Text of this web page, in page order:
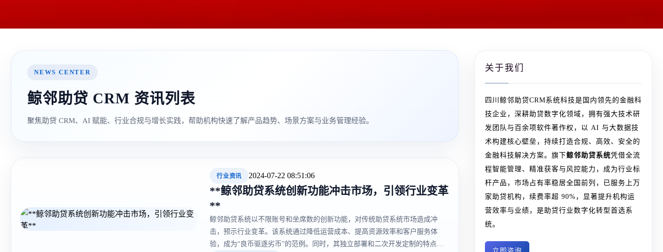
NEWS CENTER
鲸邻助贷 CRM 资讯列表
聚焦助贷 CRM、AI 赋能、行业合规与增长实践，帮助机构快速了解产品趋势、场景方案与业务管理经验。
行业资讯 2024-07-22 08:51:06
**鲸邻助贷系统创新功能冲击市场，引领行业变革
**
鲸邻助贷系统以不限账号和坐席数的创新功能，对传统助贷系统市场造成冲
击，预示行业变革。该系统通过降低运营成本、提高资源效率和客户服务体
验，成为“良币驱逐劣币”的范例。同时，其独立部署和二次开发定制的特点，
关于我们
四川鲸邻助贷CRM系统科技是国内领先的金融科
技企业，深耕助贷数字化领域，拥有强大技术研
发团队与百余项软件著作权，以 AI 与大数据技
术构建核心壁垒，持续打造合规、高效、安全的
金融科技解决方案。旗下鲸邻助贷系统凭借全流
程智能管理、精准获客与风控能力，成为行业标
杆产品，市场占有率稳居全国前列，已服务上万
家助贷机构，续费率超 90%，显著提升机构运
营效率与业绩，是助贷行业数字化转型首选系
统。